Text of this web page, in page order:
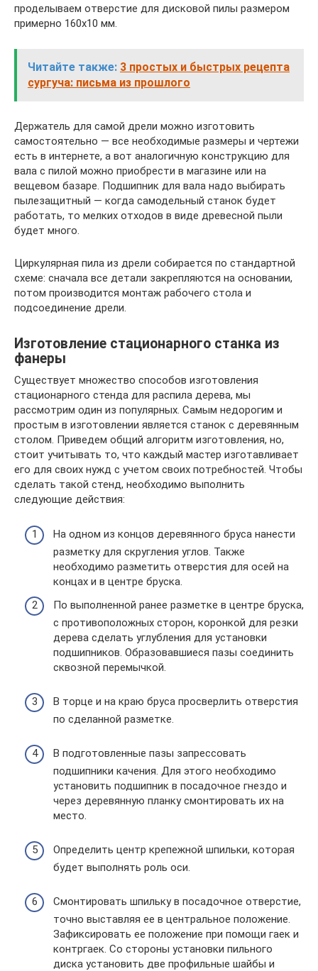
проделываем отверстие для дисковой пилы размером
примерно 160х10 мм.
Читайте также: 3 простых и быстрых рецепта
сургуча: письма из прошлого
Держатель для самой дрели можно изготовить
самостоятельно — все необходимые размеры и чертежи
есть в интернете, а вот аналогичную конструкцию для
вала с пилой можно приобрести в магазине или на
вещевом базаре. Подшипник для вала надо выбирать
пылезащитный — когда самодельный станок будет
работать, то мелких отходов в виде древесной пыли
будет много.
Циркулярная пила из дрели собирается по стандартной
схеме: сначала все детали закрепляются на основании,
потом производится монтаж рабочего стола и
подсоединение дрели.
Изготовление стационарного станка из
фанеры
Существует множество способов изготовления
стационарного стенда для распила дерева, мы
рассмотрим один из популярных. Самым недорогим и
простым в изготовлении является станок с деревянным
столом. Приведем общий алгоритм изготовления, но,
стоит учитывать то, что каждый мастер изготавливает
его для своих нужд с учетом своих потребностей. Чтобы
сделать такой стенд, необходимо выполнить
следующие действия:
На одном из концов деревянного бруса нанести
разметку для скругления углов. Также
необходимо разметить отверстия для осей на
концах и в центре бруска.
По выполненной ранее разметке в центре бруска,
с противоположных сторон, коронкой для резки
дерева сделать углубления для установки
подшипников. Образовавшиеся пазы соединить
сквозной перемычкой.
В торце и на краю бруса просверлить отверстия
по сделанной разметке.
В подготовленные пазы запрессовать
подшипники качения. Для этого необходимо
установить подшипник в посадочное гнездо и
через деревянную планку смонтировать их на
место.
Определить центр крепежной шпильки, которая
будет выполнять роль оси.
Смонтировать шпильку в посадочное отверстие,
точно выставляя ее в центральное положение.
Зафиксировать ее положение при помощи гаек и
контргаек. Со стороны установки пильного
диска установить две профильные шайбы и